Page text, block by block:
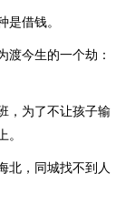
借钱。
渡今生的一个劫：
，为了不让孩子输
北，同城找不到人